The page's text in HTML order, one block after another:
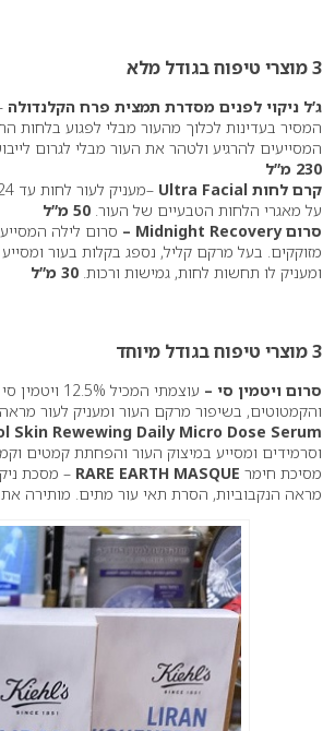
3 מוצרי טיפוח בגודל מלא
ג’ל ניקוי לפנים מסדרת תמצית פרח הקלנדולה
המסיר בעדינות לכלוך מהעור מבלי לפגוע בלחות
המסייעים להרגיע ולטהר את העור מבלי לגרום
230 מ”ל
קרם לחות Ultra Facial
על מאגרי הלחות הטבעיים של העור. 50 מ”ל
סרוםMidnight Recovery
– סרום לילה
מזוקקים. בעל מרקם קליל, נספג בקלות בעור
ומעניק לו תחשות לחות, גמישות ורכות. 30 מ”ל
3 מוצרי טיפוח בגודל מיוחד
סרום ויטמין סי –
עוצמתי
והקמטוטים, בשיפור מרקם העור ומעניק לעור מראה
Skin Rewewing Daily Micro Dose Serum
וסרמידים ומסייע במיצוק העור והפחתת קמטים
מסיכת חימר RARE EARTH MASQUE – מסכת
מראה הנקבוביות, הסרת תאי עור מתים. מותירה את